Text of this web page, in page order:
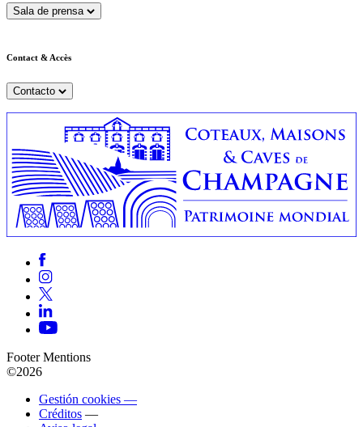
Sala de prensa
Contact & Accès
Contacto
Footer Mentions
©2026
Gestión cookies —
Créditos —